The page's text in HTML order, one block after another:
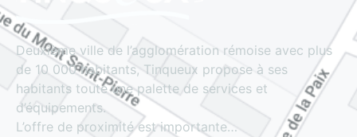
Deuxième ville de l’agglomération rémoise avec plus
de 10 000 habitants, Tinqueux propose à ses
habitants toute une palette de services et
d’équipements.
L’offre de proximité est importante…